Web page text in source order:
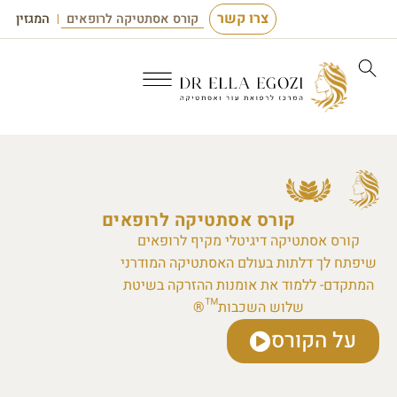
קורס אסתטיקה לרופאים המגזין צרו קשר
קורס אסתטיקה לרופאים
קורס אסתטיקה דיגיטלי מקיף לרופאים
שיפתח לך דלתות בעולם האסתטיקה המודרני
המתקדם- ללמוד את אומנות ההזרקה בשיטת
שלוש השכבות™®
על הקורס